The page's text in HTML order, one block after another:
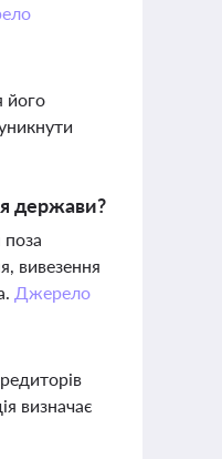
його
держави?
вивезення
Джерело
визначає